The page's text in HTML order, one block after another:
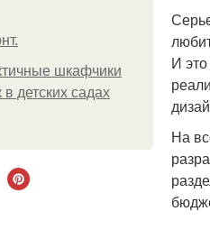
шкафчики
детских садах
И
На